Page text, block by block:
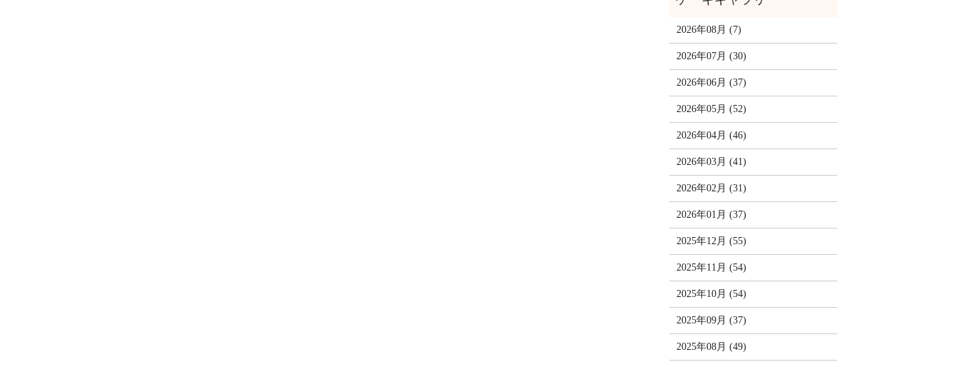
2026年08月 (7)
2026年07月 (30)
2026年06月 (37)
2026年05月 (52)
2026年04月 (46)
2026年03月 (41)
2026年02月 (31)
2026年01月 (37)
2025年12月 (55)
2025年11月 (54)
2025年10月 (54)
2025年09月 (37)
2025年08月 (49)